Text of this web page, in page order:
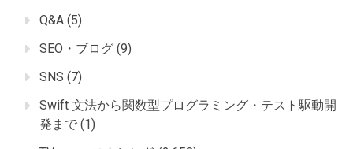
Q&A (5)
SEO・ブログ (9)
SNS (7)
Swift 文法から関数型プログラミング・テスト駆動開
発まで (1)